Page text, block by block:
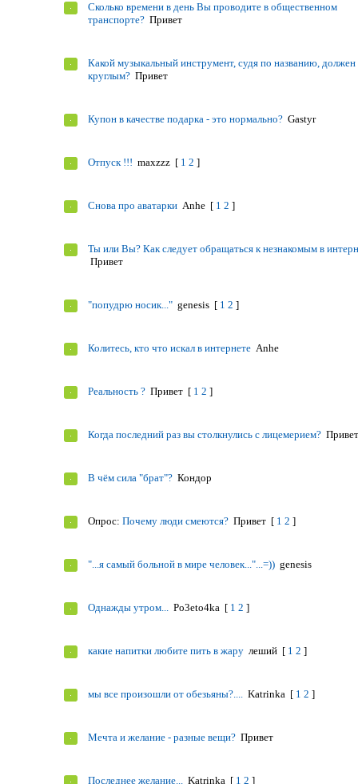
Сколько времени в день Вы проводите в общественном
транспорте? Привет
Какой музыкальный инструмент, судя по названию,
круглым? Привет
Купон в качестве подарка - это нормально? Gastyr
Отпуск !!! maxzzz [ 1 2 ]
Снова про аватарки Anhe [ 1 2 ]
Ты или Вы? Как следует обращаться к незнакомым в
Привет
"попудрю носик..." genesis [ 1 2 ]
Колитесь, кто что искал в интернете Anhe
Реальность ? Привет [ 1 2 ]
Когда последний раз вы столкнулись с лицемерием?
В чём сила "брат"? Кондор
Опрос: Почему люди смеются? Привет [ 1 2 ]
"...я самый больной в мире человек..."...=)) genesis
Однажды утром... Po3eto4ka [ 1 2 ]
какие напитки любите пить в жару леший [ 1 2 ]
мы все произошли от обезьяны?.... Katrinka [ 1 2 ]
Мечта и желание - разные вещи? Привет
Последнее желание... Katrinka [ 1 2 ]